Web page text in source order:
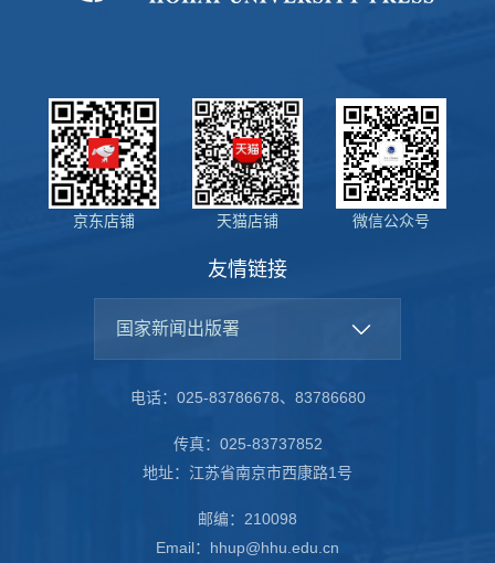
友情链接
国家新闻出版署
电话：025-83786678、83786680
传真：025-83737852
地址：江苏省南京市西康路1号
邮编：210098
Email：hhup@hhu.edu.cn
京东店铺 天猫店铺 微信公众号